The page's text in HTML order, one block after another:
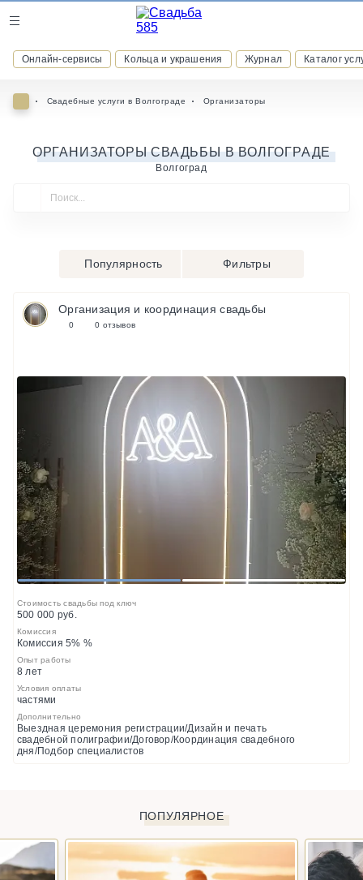
Онлайн-сервисы Кольца и украшения Журнал Каталог
ВСТУПАЙТЕ В КЛУБ ПРИВИЛЕГИЙ
Свадебные услуги в Волгограде Организаторы
ОРГАНИЗАТОРЫ СВАДЬБЫ В ВОЛГОГРАДЕ
Волгоград
Популярность Фильтры
Организация и координация свадьбы
0 0 отзывов
1 2
Стоимость свадьбы под ключ
500 000 руб.
Комиссия
Комиссия 5% %
Опыт работы
8 лет
Условия оплаты
частями
Дополнительно
Выездная церемония регистрации/Дизайн и печать
свадебной полиграфии/Договор/Координация свадебного
дня/Подбор специалистов
ПОПУЛЯРНОЕ